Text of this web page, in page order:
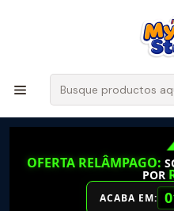
OFERTA RELÂMPAGO:
POR
ACABA EM: